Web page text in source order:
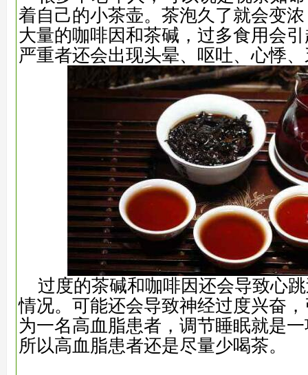
着自己的小茶壶。茶泡久了就会变
大量的咖啡因和茶碱，过多食用会
严重者还会出现头晕、呕吐、心悸
过度的茶碱和咖啡因还会导致心
情况。可能还会导致神经过度兴奋
为一名高血脂患者，调节睡眠就是
所以高血脂患者还是尽量少喝茶。